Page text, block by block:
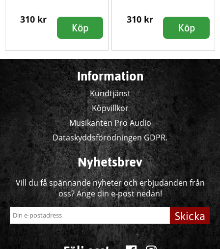
310 kr
Köp
310 kr
Köp
Information
Kundtjänst
Köpvillkor
Musikanten Pro Audio
Dataskyddsförodningen GDPR.
Nyhetsbrev
Vill du få spännande nyheter och erbjudanden från
oss? Ange din e-post nedan!
Skicka